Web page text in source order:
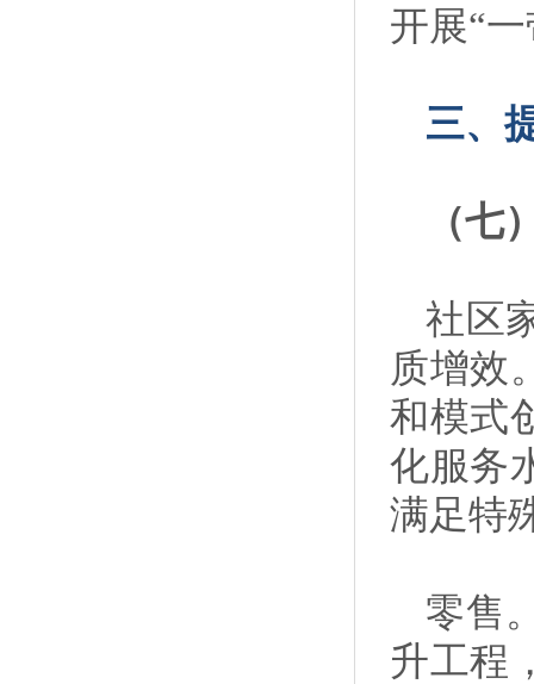
开展“
三、
（七
社区
质增效
和模式
化服务
满足特
零售
升工程